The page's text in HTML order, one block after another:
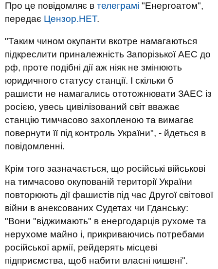
Про це повідомляє в телеграмі "Енергоатом",
передає Цензор.НЕТ.
"Таким чином окупанти вкотре намагаються
підкреслити приналежність Запорізької АЕС до
рф, проте подібні дії аж ніяк не змінюють
юридичного статусу станції. І скільки б
рашисти не намагались ототожнювати ЗАЕС із
росією, увесь цивілізований світ вважає
станцію тимчасово захопленою та вимагає
повернути її під контроль України", - йдеться в
повідомленні.
Крім того зазначається, що російські військові
на тимчасово окупованій території України
повторюють дії фашистів під час Другої світової
війни в анексованих Судетах чи Гданську:
"Вони "віджимають" в енергодарців рухоме та
нерухоме майно і, прикриваючись потребами
російської армії, рейдерять місцеві
підприємства, щоб набити власні кишені".